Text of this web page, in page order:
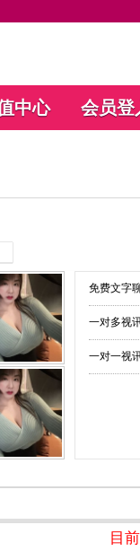
中心 会员登
免费文字
一对多视
一对一视
目